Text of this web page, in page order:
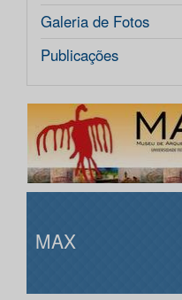
Galeria de Fotos
Publicações
MAX